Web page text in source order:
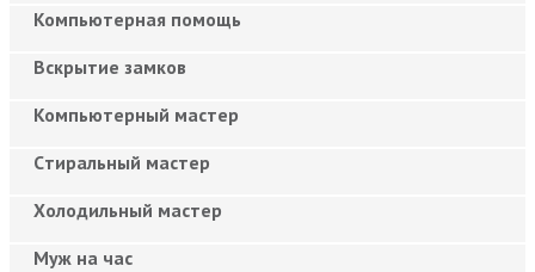
Компьютерная помощь
Вскрытие замков
Компьютерный мастер
Cтиральный мастер
Холодильный мастер
Муж на час